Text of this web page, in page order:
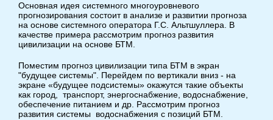
Основная идея системного многоуровневого
прогнозирования состоит в анализе и развитии прогноза
на основе системного оператора Г.С. Альтшуллера. В
качестве примера рассмотрим прогноз развития
цивилизации на основе БТМ.
Поместим прогноз цивилизации типа БТМ в экран
"будущее системы". Перейдем по вертикали вниз - на
экране «будущее подсистемы» окажутся такие объекты
как город, транспорт, энергоснабжение, водоснабжение,
обеспечение питанием и др. Рассмотрим прогноз
развития системы водоснабжения с позиций БТМ.